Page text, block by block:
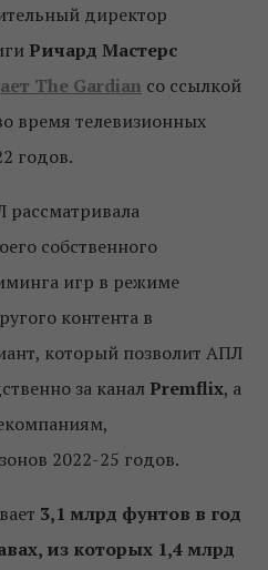
директор
Ричард Мастерс
The Gardian со ссылкой
время телевизионных
годов.
собственного
игр в режиме
контента в
который позволит АПЛ
за канал Premflix, а
2022-25 годов.
3,1 млрд фунтов в год
из которых 1,4 млрд